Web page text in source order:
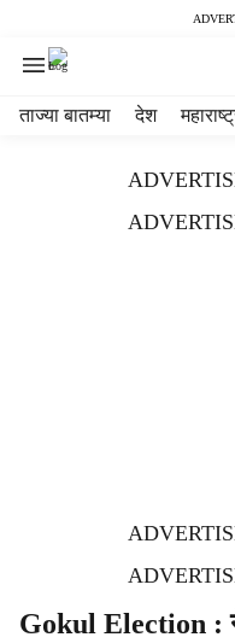
ताज्या बातम्या देश
Gokul Election :